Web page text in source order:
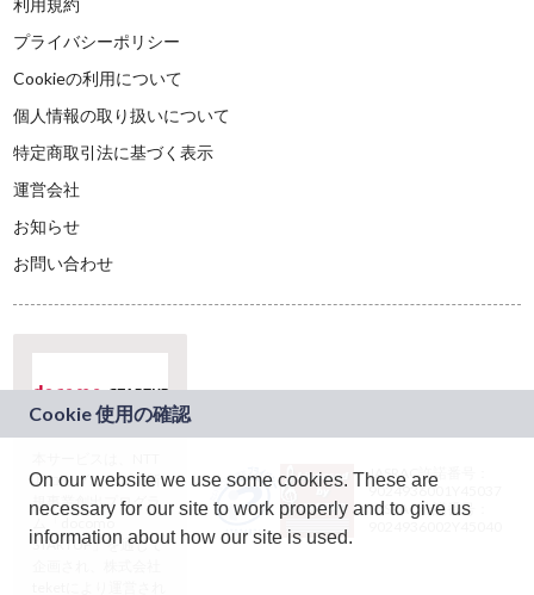
利用規約
プライバシーポリシー
Cookieの利用について
個人情報の取り扱いについて
特定商取引法に基づく表示
運営会社
お知らせ
お問い合わせ
ドコモグループの新
規事業創出プログラ
ム「docomo
STARTUP」を通じて
JASRAC許諾番号：
9024936001Y45037
JASRAC許諾番号：
On our website we use some cookies. These are
necessary for our site to work properly and to give us
information about how our site is used.